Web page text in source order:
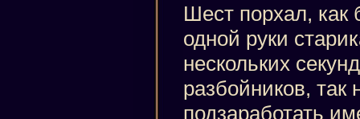
Шест порхал, как
одной руки
нескольких
разбойников,
подзаработать